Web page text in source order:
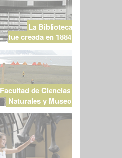
La Biblioteca
fue creada en 1884
Facultad de Ciencias
Naturales y Museo